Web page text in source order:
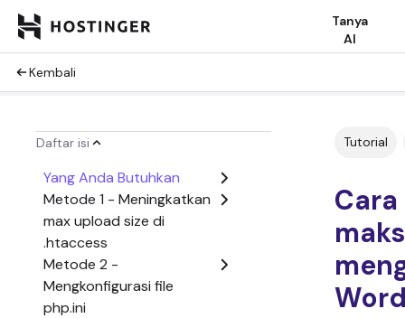
Tanya
AI
Kembali
Daftar isi
Yang Anda Butuhkan
Metode 1 - Meningkatkan
max upload size di
.htaccess
Metode 2 -
Mengkonfigurasi file
php.ini
Tutorial